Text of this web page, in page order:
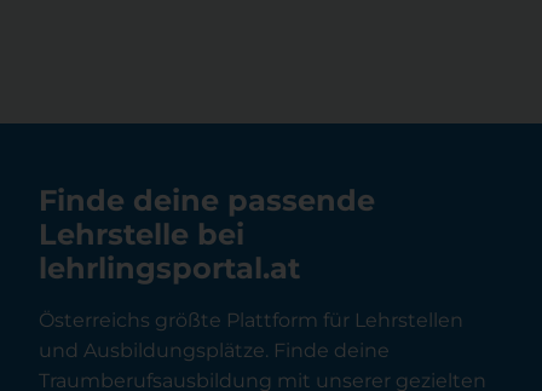
Finde deine passende
Lehrstelle bei
lehrlingsportal.at
Österreichs größte Plattform für Lehrstellen
und Ausbildungsplätze. Finde deine
Traumberufsausbildung mit unserer gezielten